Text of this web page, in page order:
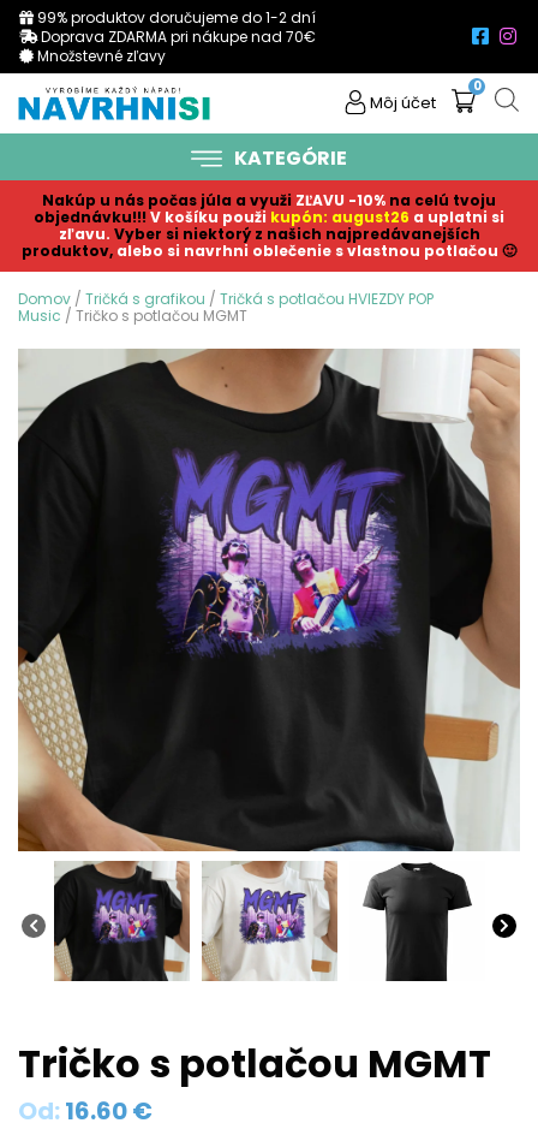
99% produktov doručujeme do 1-2 dní
Doprava ZDARMA pri nákupe nad 70€
Množstevné zľavy
Môj účet
0
KATEGÓRIE
Nakúp u nás počas júla a využi ZĽAVU -10% na celú tvoju
objednávku!!! V košíku použi kupón: august26 a uplatni si
zľavu. Vyber si niektorý z našich najpredávanejších
produktov, alebo si navrhni oblečenie s vlastnou potlačou 🙂
Domov / Tričká s grafikou / Tričká s potlačou HVIEZDY POP
Music / Tričko s potlačou MGMT
Tričko s potlačou MGMT
Od:16.60€